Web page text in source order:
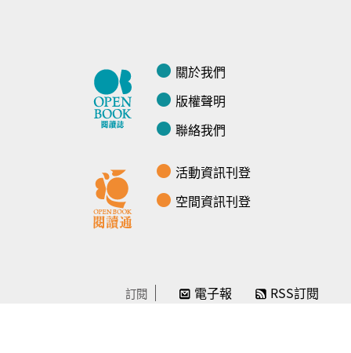
關於我們
版權聲明
聯絡我們
活動資訊刊登
空間資訊刊登
訂閱 電子報 RSS訂閱